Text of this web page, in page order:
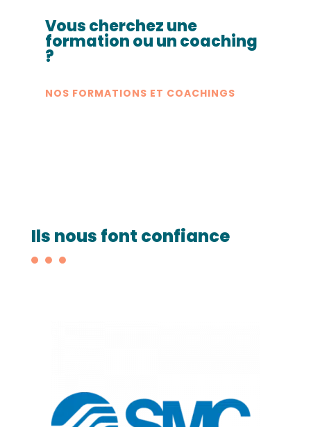
Vous cherchez une
formation ou un coaching
?
NOS FORMATIONS ET COACHINGS
Ils nous font confiance